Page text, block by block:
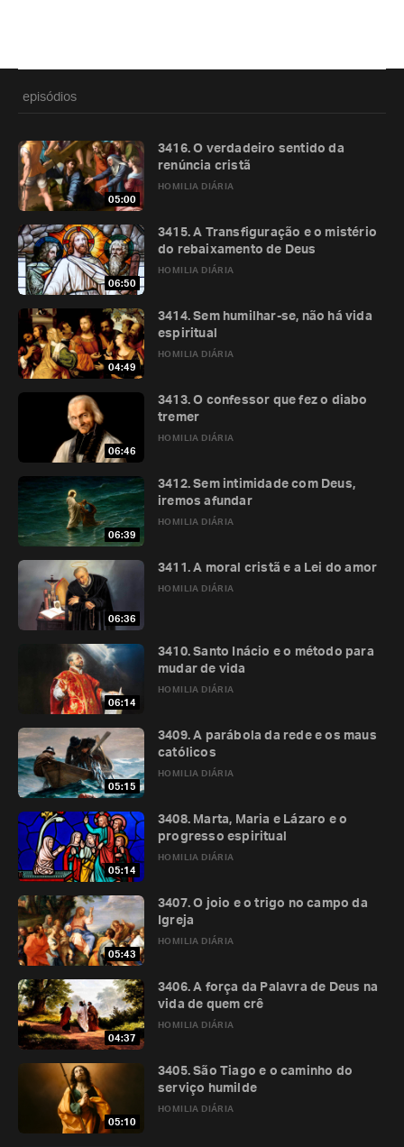
episódios
05:00
HOMILIA DIÁRIA
3416. O verdadeiro sentido da
renúncia cristã
06:50
HOMILIA DIÁRIA
3415. A Transfiguração e o mistério
do rebaixamento de Deus
04:49
HOMILIA DIÁRIA
3414. Sem humilhar-se, não há vida
espiritual
06:46
HOMILIA DIÁRIA
3413. O confessor que fez o diabo
tremer
06:39
HOMILIA DIÁRIA
3412. Sem intimidade com Deus,
iremos afundar
06:36
HOMILIA DIÁRIA
3411. A moral cristã e a Lei do amor
06:14
HOMILIA DIÁRIA
3410. Santo Inácio e o método para
mudar de vida
05:15
HOMILIA DIÁRIA
3409. A parábola da rede e os maus
católicos
05:14
HOMILIA DIÁRIA
3408. Marta, Maria e Lázaro e o
progresso espiritual
05:43
HOMILIA DIÁRIA
3407. O joio e o trigo no campo da
Igreja
04:37
HOMILIA DIÁRIA
3406. A força da Palavra de Deus na
vida de quem crê
05:10
HOMILIA DIÁRIA
3405. São Tiago e o caminho do
serviço humilde